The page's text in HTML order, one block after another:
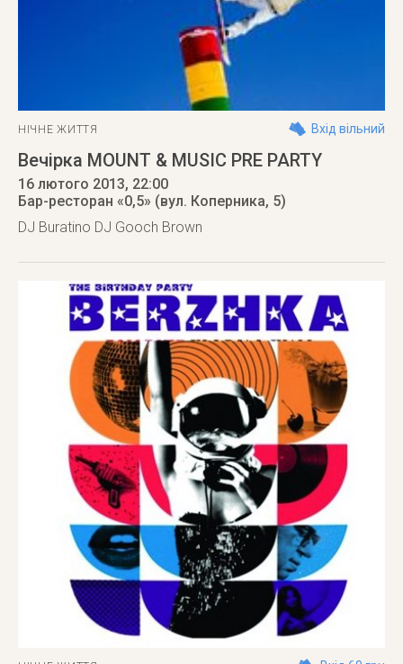
НІЧНЕ ЖИТТЯ Вхід вільний
Вечірка MOUNT & MUSIC PRE PARTY
16 лютого 2013, 22:00
Бар-ресторан «0,5» (вул. Коперника, 5)
DJ Buratino DJ Gooch Brown